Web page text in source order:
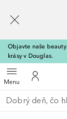
Objavte naše
krásy v Douglas.
MenuOtvoriť menu
Do
Choď späť
Vykonajte